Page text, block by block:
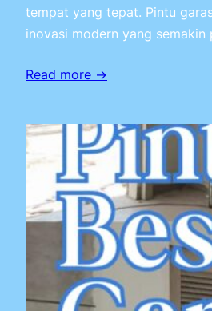
tempat yang tepat. Pintu
inovasi modern yang
Read more →